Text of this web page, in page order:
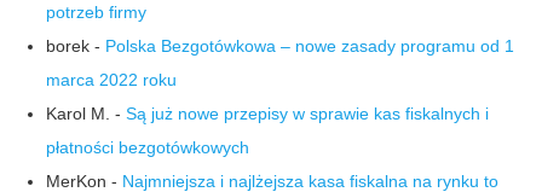
potrzeb firmy
borek - Polska Bezgotówkowa – nowe zasady programu od 1
marca 2022 roku
Karol M. -Są już nowe przepisy w sprawie kas fiskalnych i
płatności bezgotówkowych
MerKon - Najmniejsza i najlżejsza kasa fiskalna na rynku to